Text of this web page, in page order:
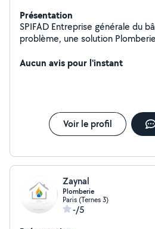
Présentation
SPIFAD Entreprise générale du
problème, une solution Plomberie Chauffage Serrurerie
Aucun avis pour l'instant
Voir le profil
Zaynal
Plomberie
Paris (Ternes 3)
-/5